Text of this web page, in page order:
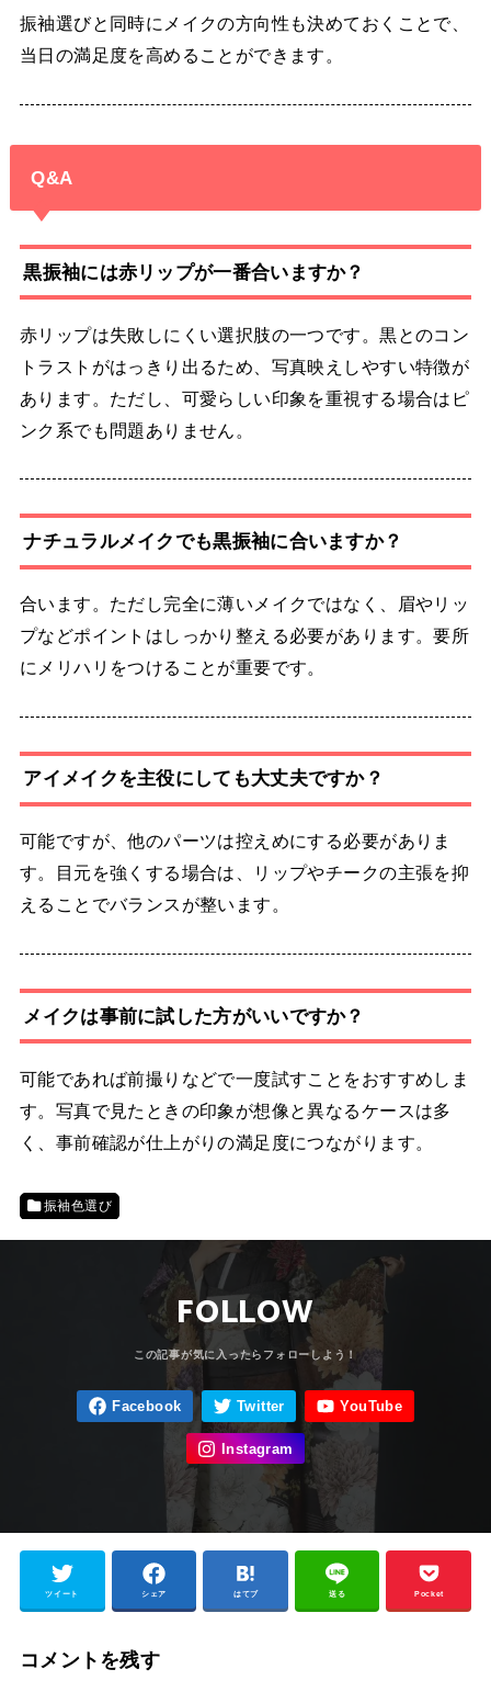
振袖選びと同時にメイクの方向性も決めておくことで、
当日の満足度を高めることができます。
Q&A
黒振袖には赤リップが一番合いますか？
赤リップは失敗しにくい選択肢の一つです。黒とのコン
トラストがはっきり出るため、写真映えしやすい特徴が
あります。ただし、可愛らしい印象を重視する場合はピ
ンク系でも問題ありません。
ナチュラルメイクでも黒振袖に合いますか？
合います。ただし完全に薄いメイクではなく、眉やリッ
プなどポイントはしっかり整える必要があります。要所
にメリハリをつけることが重要です。
アイメイクを主役にしても大丈夫ですか？
可能ですが、他のパーツは控えめにする必要がありま
す。目元を強くする場合は、リップやチークの主張を抑
えることでバランスが整います。
メイクは事前に試した方がいいですか？
可能であれば前撮りなどで一度試すことをおすすめしま
す。写真で見たときの印象が想像と異なるケースは多
く、事前確認が仕上がりの満足度につながります。
振袖色選び
FOLLOW
ツイート シェア はてブ 送る Pocket
コメントを残す